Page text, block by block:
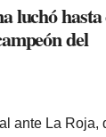
luchó hasta
del
ante La Roja,